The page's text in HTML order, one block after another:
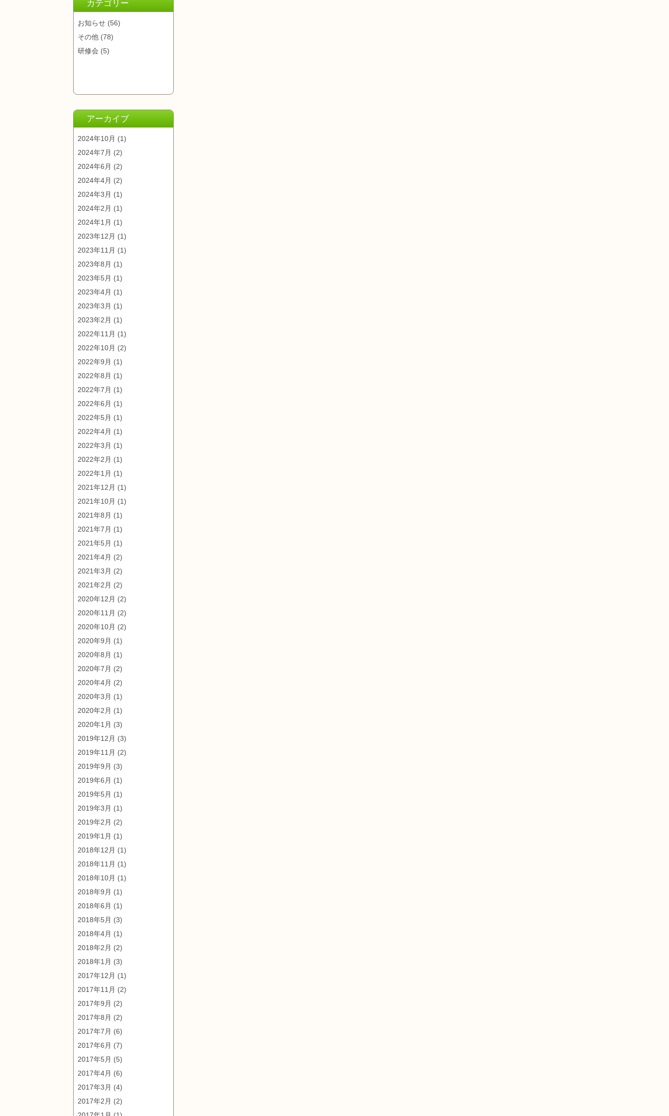
カテゴリー
お知らせ (56)
その他 (78)
研修会 (5)
アーカイブ
2024年10月 (1)
2024年7月 (2)
2024年6月 (2)
2024年4月 (2)
2024年3月 (1)
2024年2月 (1)
2024年1月 (1)
2023年12月 (1)
2023年11月 (1)
2023年8月 (1)
2023年5月 (1)
2023年4月 (1)
2023年3月 (1)
2023年2月 (1)
2022年11月 (1)
2022年10月 (2)
2022年9月 (1)
2022年8月 (1)
2022年7月 (1)
2022年6月 (1)
2022年5月 (1)
2022年4月 (1)
2022年3月 (1)
2022年2月 (1)
2022年1月 (1)
2021年12月 (1)
2021年10月 (1)
2021年8月 (1)
2021年7月 (1)
2021年5月 (1)
2021年4月 (2)
2021年3月 (2)
2021年2月 (2)
2020年12月 (2)
2020年11月 (2)
2020年10月 (2)
2020年9月 (1)
2020年8月 (1)
2020年7月 (2)
2020年4月 (2)
2020年3月 (1)
2020年2月 (1)
2020年1月 (3)
2019年12月 (3)
2019年11月 (2)
2019年9月 (3)
2019年6月 (1)
2019年5月 (1)
2019年3月 (1)
2019年2月 (2)
2019年1月 (1)
2018年12月 (1)
2018年11月 (1)
2018年10月 (1)
2018年9月 (1)
2018年6月 (1)
2018年5月 (3)
2018年4月 (1)
2018年2月 (2)
2018年1月 (3)
2017年12月 (1)
2017年11月 (2)
2017年9月 (2)
2017年8月 (2)
2017年7月 (6)
2017年6月 (7)
2017年5月 (5)
2017年4月 (6)
2017年3月 (4)
2017年2月 (2)